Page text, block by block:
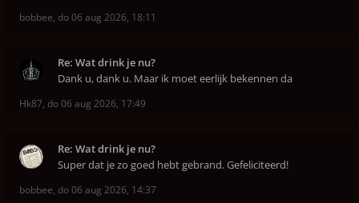
bobbee, do 06 aug 2026, 18:11
Re: Wat drink je nu?
Dank u, dank u. Maar ik moet eerlijk bekennen da
Hk87, do 06 aug 2026, 17:49
Re: Wat drink je nu?
Super dat je zo goed hebt gebrand. Gefeliciteerd!
bobbee, do 06 aug 2026, 14:37